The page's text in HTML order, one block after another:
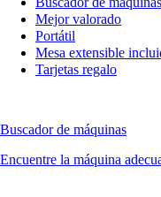
Mejor valorado
Portátil
Mesa extensible
Tarjetas regalo
Buscador de máquinas
Encuentre la máquina